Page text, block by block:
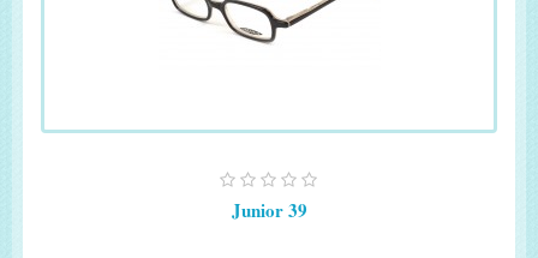
Junior 39